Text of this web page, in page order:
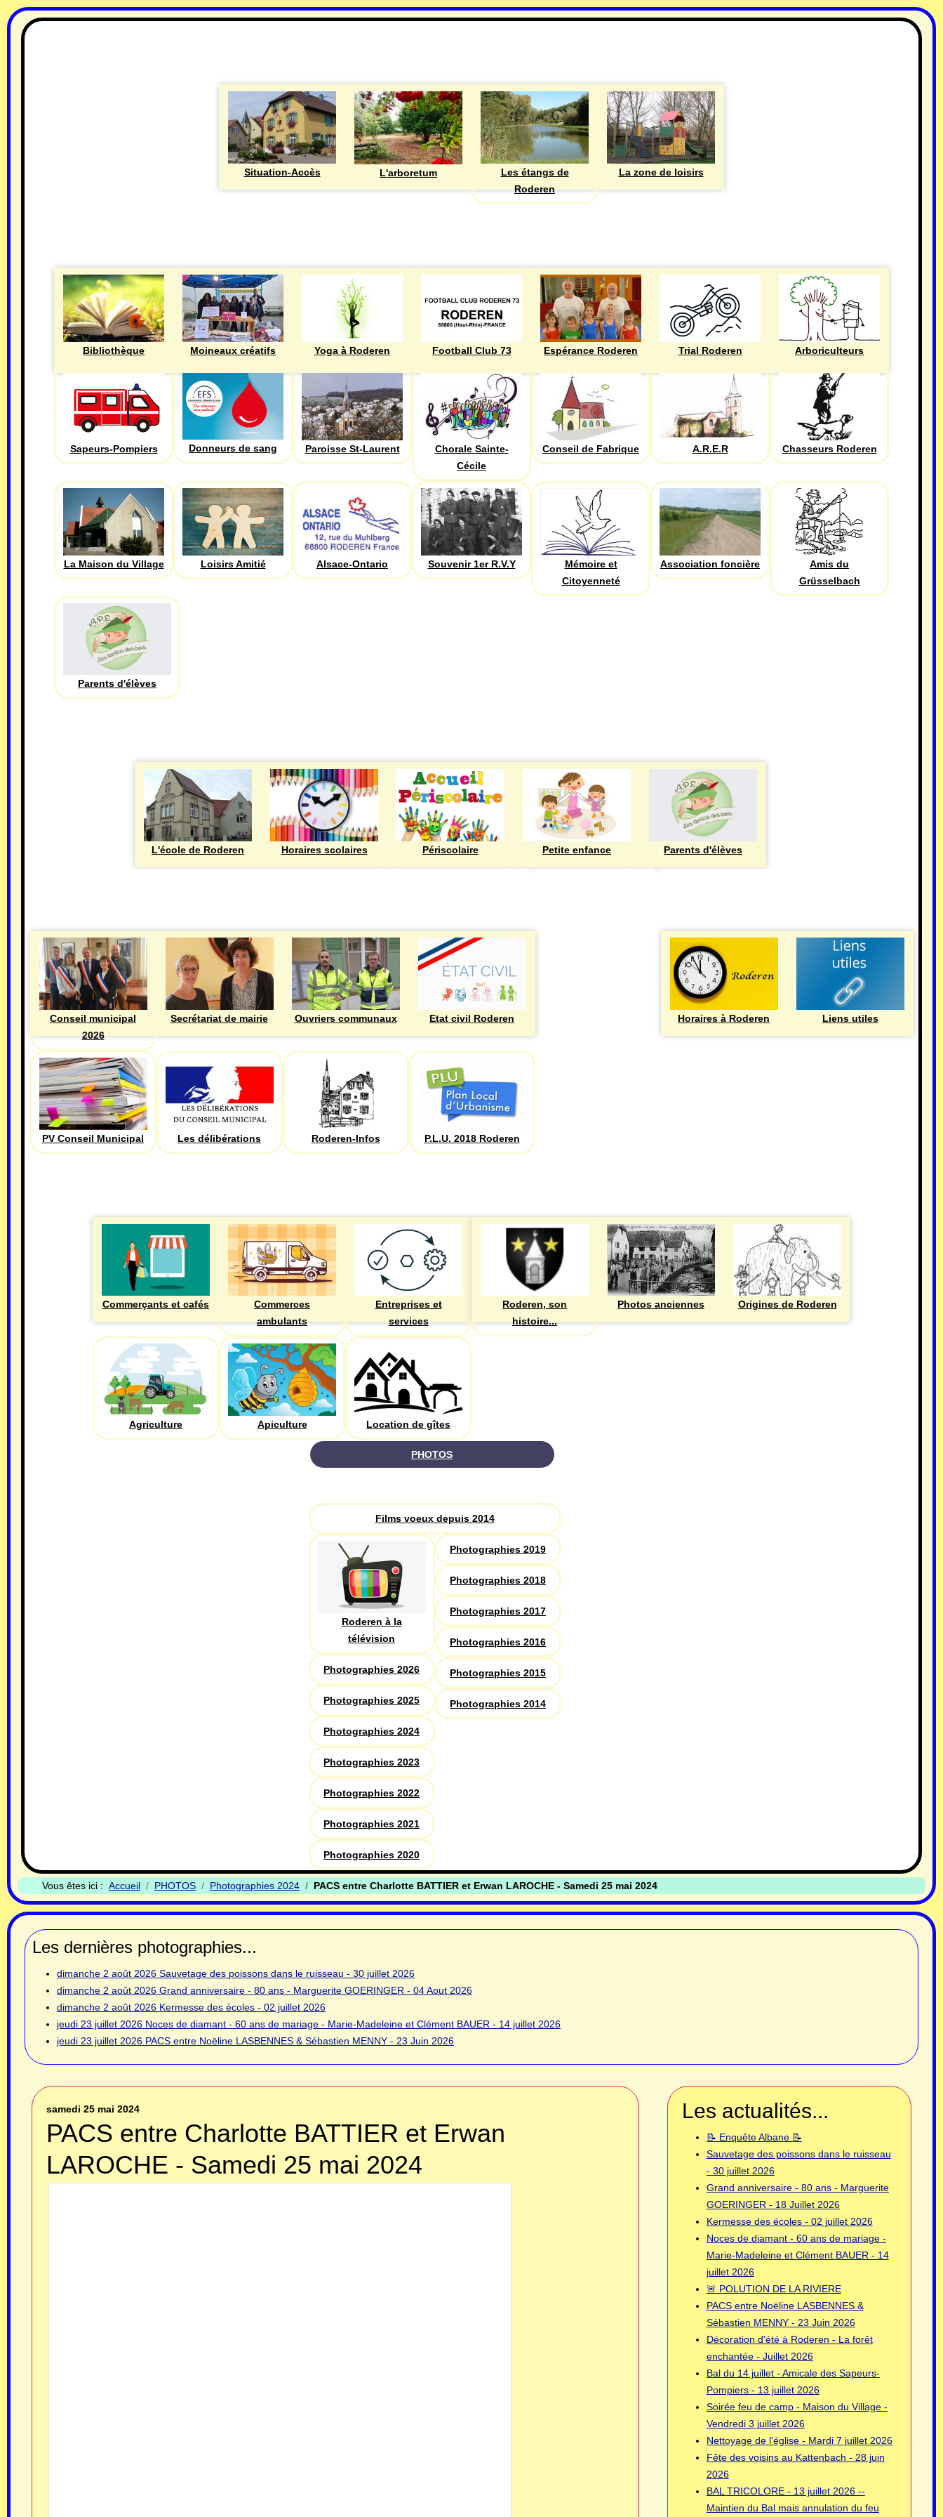
Situation-Accès L'arboretum
Les étangs de
Roderen
La zone de loisirs
Bibliothèque Moineaux créatifs Yoga à Roderen Football Club 73 Espérance Roderen Trial Roderen Arboriculteurs
Sapeurs-Pompiers Donneurs de sang Paroisse St-Laurent
Chorale Sainte-
Cécile
Conseil de Fabrique A.R.E.R Chasseurs Roderen
La Maison du Village Loisirs Amitié Alsace-Ontario Souvenir 1er R.V.Y
Mémoire et
Citoyenneté
Association foncière
Amis du
Grüsselbach
Parents d'élèves
L'école de Roderen Horaires scolaires Périscolaire Petite enfance Parents d'élèves
Conseil municipal
2026
Secrétariat de mairie Ouvriers communaux Etat civil Roderen
PV Conseil Municipal Les délibérations Roderen-Infos P.L.U. 2018 Roderen
Horaires à Roderen Liens utiles
Commerçants et cafés
Commerces
ambulants
Entreprises et
services
Agriculture Apiculture Location de gîtes
Roderen, son
histoire...
Photos anciennes Origines de Roderen
PHOTOS
Films voeux depuis 2014
Roderen à la
télévision
Photographies 2026
Photographies 2025
Photographies 2024
Photographies 2023
Photographies 2022
Photographies 2021
Photographies 2020
Photographies 2019
Photographies 2018
Photographies 2017
Photographies 2016
Photographies 2015
Photographies 2014
Vous êtes ici : Accueil PHOTOS Photographies 2024 PACS entre Charlotte BATTIER et Erwan LAROCHE - Samedi 25 mai 2024
Les dernières photographies...
dimanche 2 août 2026 Sauvetage des poissons dans le ruisseau - 30 juillet 2026
dimanche 2 août 2026 Grand anniversaire - 80 ans - Marguerite GOERINGER - 04 Aout 2026
dimanche 2 août 2026 Kermesse des écoles - 02 juillet 2026
jeudi 23 juillet 2026 Noces de diamant - 60 ans de mariage - Marie-Madeleine et Clément BAUER - 14 juillet 2026
jeudi 23 juillet 2026 PACS entre Noëline LASBENNES & Sébastien MENNY - 23 Juin 2026
samedi 25 mai 2024
PACS entre Charlotte BATTIER et Erwan
LAROCHE - Samedi 25 mai 2024
Les actualités...
📝 Enquête Albane 📝
Sauvetage des poissons dans le ruisseau
- 30 juillet 2026
Grand anniversaire - 80 ans - Marguerite
GOERINGER - 18 Juillet 2026
Kermesse des écoles - 02 juillet 2026
Noces de diamant - 60 ans de mariage -
Marie-Madeleine et Clément BAUER - 14
juillet 2026
🚨 POLUTION DE LA RIVIERE
PACS entre Noëline LASBENNES &
Sébastien MENNY - 23 Juin 2026
Décoration d'été à Roderen - La forêt
enchantée - Juillet 2026
Bal du 14 juillet - Amicale des Sapeurs-
Pompiers - 13 juillet 2026
Soirée feu de camp - Maison du Village -
Vendredi 3 juillet 2026
Nettoyage de l'église - Mardi 7 juillet 2026
Fête des voisins au Kattenbach - 28 juin
2026
BAL TRICOLORE - 13 juillet 2026 --
Maintien du Bal mais annulation du feu